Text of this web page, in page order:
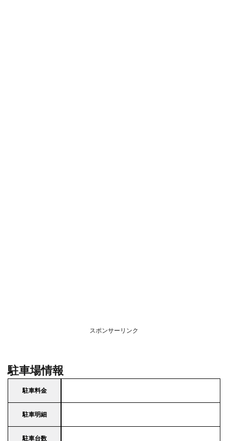
スポンサーリンク
駐車場情報
駐車料金
駐車明細
駐車台数